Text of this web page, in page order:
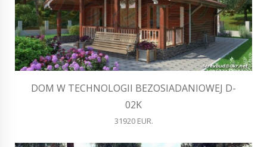
DOM W TECHNOLOGII BEZOSIADANIOWEJ D-
02K
31920 EUR.